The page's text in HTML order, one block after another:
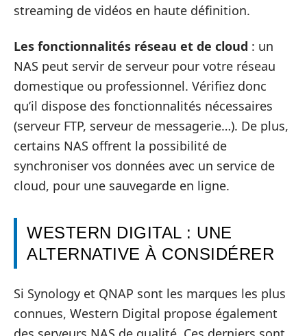
streaming de vidéos en haute définition.
Les fonctionnalités réseau et de cloud : un
NAS peut servir de serveur pour votre réseau
domestique ou professionnel. Vérifiez donc
qu’il dispose des fonctionnalités nécessaires
(serveur FTP, serveur de messagerie…). De plus,
certains NAS offrent la possibilité de
synchroniser vos données avec un service de
cloud, pour une sauvegarde en ligne.
WESTERN DIGITAL : UNE
ALTERNATIVE À CONSIDÉRER
Si Synology et QNAP sont les marques les plus
connues, Western Digital propose également